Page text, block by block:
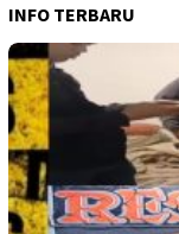
INFO TERBARU